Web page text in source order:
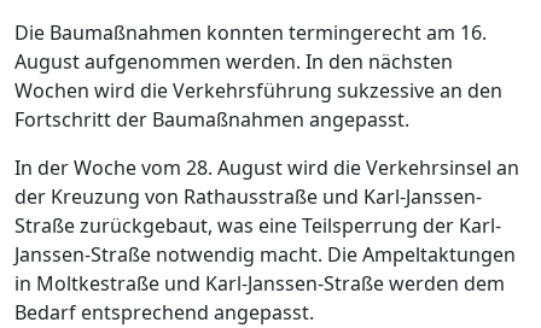
Die Baumaßnahmen konnten termingerecht am 16.
August aufgenommen werden. In den nächsten
Wochen wird die Verkehrsführung sukzessive an den
Fortschritt der Baumaßnahmen angepasst.
In der Woche vom 28. August wird die Verkehrsinsel an
der Kreuzung von Rathausstraße und Karl-Janssen-
Straße zurückgebaut, was eine Teilsperrung der Karl-
Janssen-Straße notwendig macht. Die Ampeltaktungen
in Moltkestraße und Karl-Janssen-Straße werden dem
Bedarf entsprechend angepasst.